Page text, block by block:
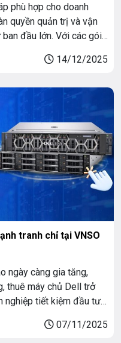
phù hợp cho doanh
quyền quản trị và vận
đầu lớn. Với các gói
14/12/2025
tranh chỉ tại VNSO
ngày càng gia tăng,
thuê máy chủ Dell trở
nghiệp tiết kiệm đầu tư
07/11/2025